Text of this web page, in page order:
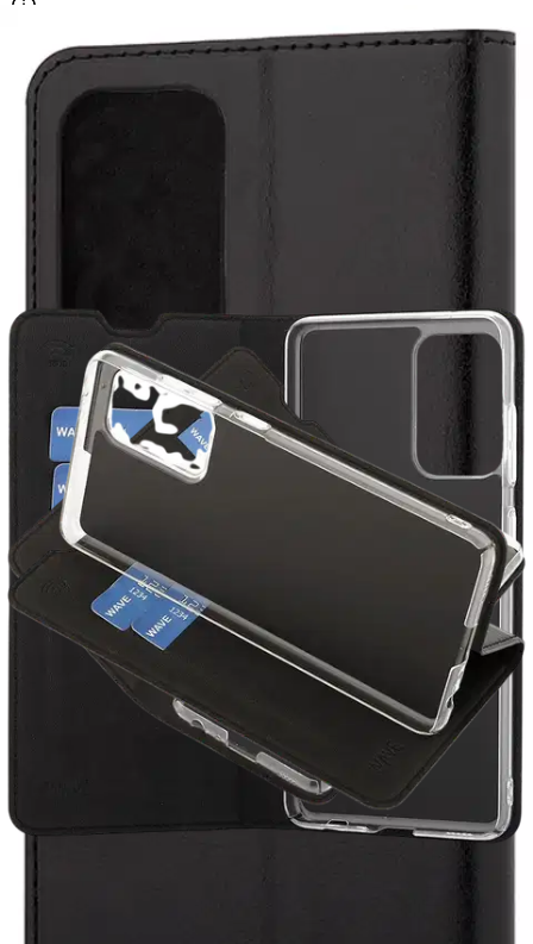
Ilmainen toimitus yli 100 €:n tilauksille
Postin pakettiautomaattiin tai
palvelupisteeseen!
Etu ei koske Suuri‑lisäpalvelulla toimitettavia tuotteita.
Avainominaisuudet
Kestävä nahka- ja polykarbonaattirakenne
Magneettisuljenta takaa turvallisen suojan
RFID-sulkuominaisuudet parantavat turvallisuutta
Jalusta-toiminto handsfree-katseluun
Lisälokerot luottokorteille
Tuotekuvaus
Wave-suojakuoressa yhdistyvät toiminnallisuus ja tyyli, ja se tarjoaa
tyylikkään ratkaisun matkapuhelimen suojaamiseen. Nahasta ja
samalla ohut ja kevyt. Kääntyvän kannen muotoilu takaa helpon
pääsyn laitteeseesi, ja magneettisuljenta pitää suojakotelon tukevasti